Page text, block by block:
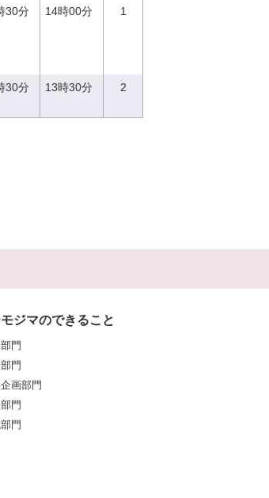
30分 14時00分 1
30分 13時30分 2
ジマのできること
門
門
画部門
門
門